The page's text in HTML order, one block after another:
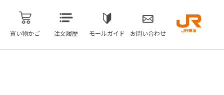
買い物かご 注文履歴 モールガイド お問い合わせ